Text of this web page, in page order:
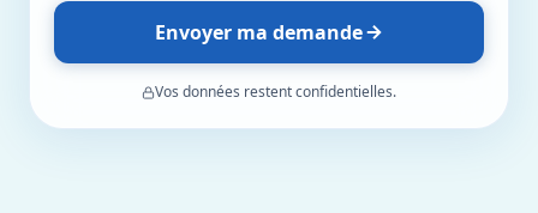
Envoyer ma demande
Vos données restent confidentielles.